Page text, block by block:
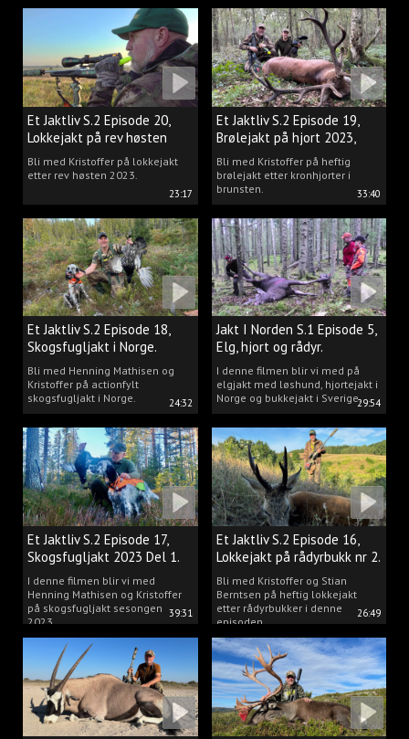
23:17
Et Jaktliv S.2 Episode 20,
Lokkejakt på rev høsten
2023.
Bli med Kristoffer på lokkejakt
etter rev høsten 2023.
33:40
Et Jaktliv S.2 Episode 19,
Brølejakt på hjort 2023,
del.1
Bli med Kristoffer på heftig
brølejakt etter kronhjorter i
brunsten.
24:32
Et Jaktliv S.2 Episode 18,
Skogsfugljakt i Norge.
Bli med Henning Mathisen og
Kristoffer på actionfylt
skogsfugljakt i Norge.
29:54
Jakt I Norden S.1 Episode 5,
Elg, hjort og rådyr.
I denne filmen blir vi med på
elgjakt med løshund, hjortejakt i
Norge og bukkejakt i Sverige.
39:31
Et Jaktliv S.2 Episode 17,
Skogsfugljakt 2023 Del 1.
I denne filmen blir vi med
Henning Mathisen og Kristoffer
på skogsfugljakt sesongen
2023.
26:49
Et Jaktliv S.2 Episode 16,
Lokkejakt på rådyrbukk nr 2.
Bli med Kristoffer og Stian
Berntsen på heftig lokkejakt
etter rådyrbukker i denne
episoden.